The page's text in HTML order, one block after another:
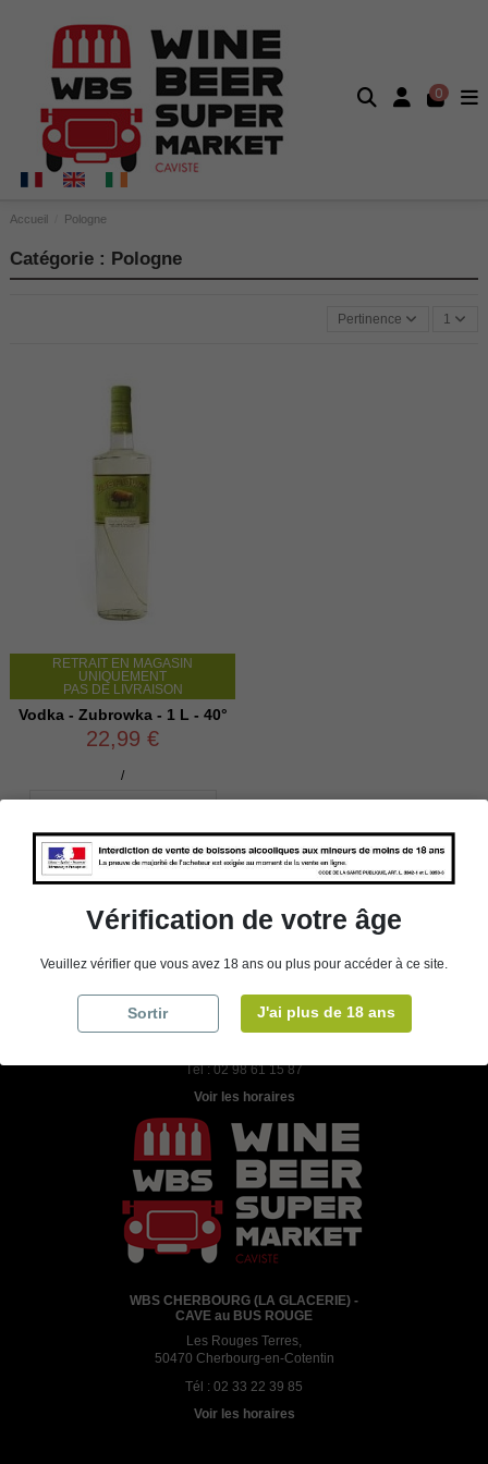
0
Accueil Pologne
Catégorie : Pologne
Pertinence 1
RETRAIT EN MAGASIN
UNIQUEMENT
PAS DE LIVRAISON
Vodka - Zubrowka - 1 L - 40°
22,99 €
/
Ajouter au panier
WBS ROSCOFF - (CAVE au BUS ROUGE)
Tél :02 98 61 15 87
Voir les horaires
WBS CHERBOURG (LA GLACERIE) -
CAVE au BUS ROUGE
Les Rouges Terres,
50470 Cherbourg-en-Cotentin
Tél : 02 33 22 39 85
Voir les horaires
Vérification de votre âge
Veuillez vérifier que vous avez 18 ans ou plus pour accéder à ce site.
Sortir J'ai plus de 18 ans